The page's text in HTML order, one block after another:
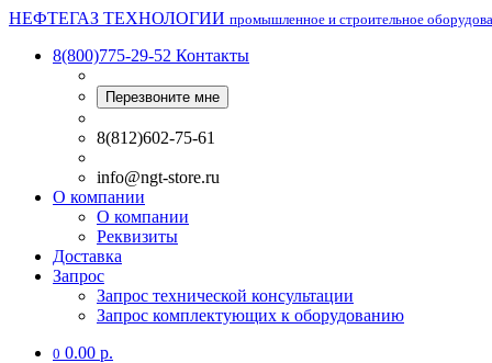
НЕФТЕГАЗ ТЕХНОЛОГИИ промышленное и строительное
8(800)775-29-52 Контакты
Перезвоните мне
8(812)602-75-61
info@ngt-store.ru
О компании
О компании
Реквизиты
Доставка
Запрос
Запрос технической консультации
Запрос комплектующих к оборудованию
0 0.00 р.